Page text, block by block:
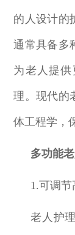
的人设计的
通常具备多
为老人提
理。现代的
体工程学，
多功能
1.可调
老人护